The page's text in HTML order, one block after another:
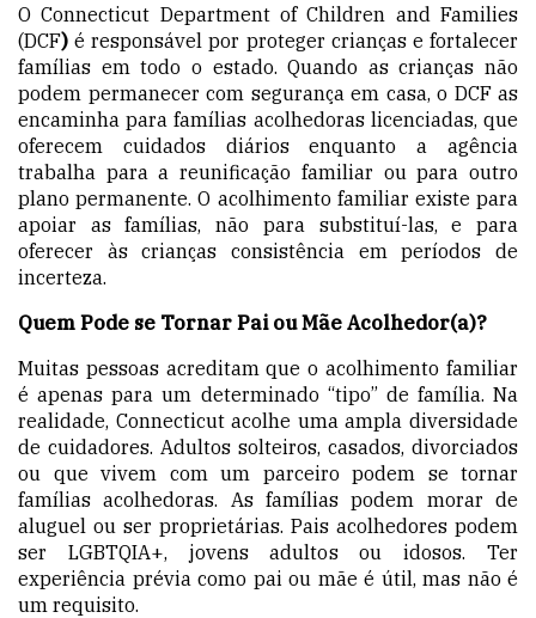
O Connecticut Department of Children and Families
(DCF) é responsável por proteger crianças e fortalecer
famílias em todo o estado. Quando as crianças não
podem permanecer com segurança em casa, o DCF as
encaminha para famílias acolhedoras licenciadas, que
oferecem cuidados diários enquanto a agência
trabalha para a reunificação familiar ou para outro
plano permanente. O acolhimento familiar existe para
apoiar as famílias, não para substituí-las, e para
oferecer às crianças consistência em períodos de
incerteza.
Quem Pode se Tornar Pai ou Mãe Acolhedor(a)?
Muitas pessoas acreditam que o acolhimento familiar
é apenas para um determinado “tipo” de família. Na
realidade, Connecticut acolhe uma ampla diversidade
de cuidadores. Adultos solteiros, casados, divorciados
ou que vivem com um parceiro podem se tornar
famílias acolhedoras. As famílias podem morar de
aluguel ou ser proprietárias. Pais acolhedores podem
ser LGBTQIA+, jovens adultos ou idosos. Ter
experiência prévia como pai ou mãe é útil, mas não é
um requisito.